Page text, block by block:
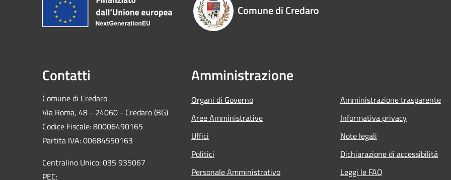
Comune di Credaro
Contatti
Comune di Credaro
Via Roma, 48 - 24060 - Credaro (BG)
Codice Fiscale: 80006490165
Partita IVA: 00684550163
Centralino Unico: 035 935067
PEC:
Amministrazione
Organi di Governo
Aree Amministrative
Uffici
Politici
Personale Amministrativo
Amministrazione trasparente
Informativa privacy
Note legali
Dichiarazione di accessibilità
Leggi le FAQ